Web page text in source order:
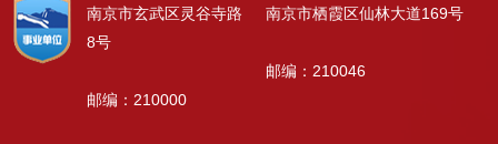
南京市玄武区灵谷寺路
8号
邮编：210000
南京市栖霞区仙林大道169号
邮编：210046